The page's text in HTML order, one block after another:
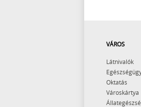
VÁROS
Látnivalók
Oktatás
Városkártya